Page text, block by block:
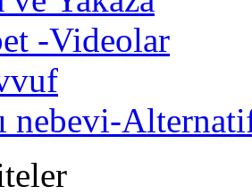
-Videolar
nebevi-